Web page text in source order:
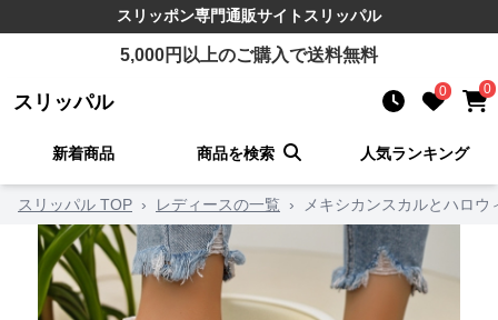
スリッポン専門通販サイト スリッパル
5,000円以上のご購入で送料無料
スリッパル 0 0
新着商品 商品を検索 人気ランキング
スリッパル TOP › レディースの一覧 › メキシカンスカルとハロウ